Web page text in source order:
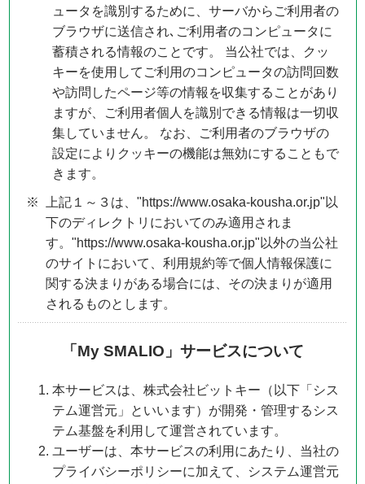
ュータを識別するために、サーバからご利用者の
ブラウザに送信され､ご利用者のコンピュータに
蓄積される情報のことです。 当公社では、クッ
キーを使用してご利用のコンピュータの訪問回数
や訪問したページ等の情報を収集することがあり
ますが、ご利用者個人を識別できる情報は一切収
集していません。 なお、ご利用者のブラウザの
設定によりクッキーの機能は無効にすることもで
きます。
上記１～３は、"https://www.osaka-kousha.or.jp"以
下のディレクトリにおいてのみ適用されま
す。"https://www.osaka-kousha.or.jp"以外の当公社
のサイトにおいて、利用規約等で個人情報保護に
関する決まりがある場合には、その決まりが適用
されるものとします。
「My SMALIO」サービスについて
本サービスは、株式会社ビットキー（以下「シス
テム運営元」といいます）が開発・管理するシス
テム基盤を利用して運営されています。
ユーザーは、本サービスの利用にあたり、当社の
プライバシーポリシーに加えて、システム運営元